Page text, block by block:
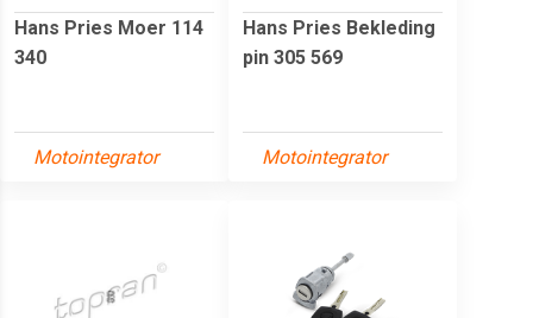
Hans Pries Moer 114
340
Motointegrator
Hans Pries Bekleding
pin 305 569
Motointegrator